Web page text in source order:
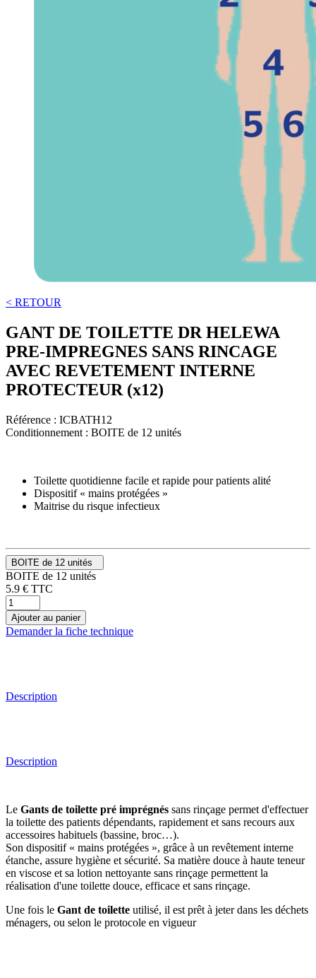
< RETOUR
GANT DE TOILETTE DR HELEWA
PRE-IMPREGNES SANS RINCAGE
AVEC REVETEMENT INTERNE
PROTECTEUR (x12)
Référence : ICBATH12
Conditionnement : BOITE de 12 unités
Toilette quotidienne facile et rapide pour patients alité
Dispositif « mains protégées »
Maitrise du risque infectieux
BOITE de 12 unités
BOITE de 12 unités
5.9 € TTC
Ajouter au panier
Demander la fiche technique
Description
Description
Le Gants de toilette pré imprégnés sans rinçage permet d'effectuer
la toilette des patients dépendants, rapidement et sans recours aux
accessoires habituels (bassine, broc…).
Son dispositif « mains protégées », grâce à un revêtement interne
étanche, assure hygiène et sécurité. Sa matière douce à haute teneur
en viscose et sa lotion nettoyante sans rinçage permettent la
réalisation d'une toilette douce, efficace et sans rinçage.
Une fois le Gant de toilette utilisé, il est prêt à jeter dans les déchets
ménagers, ou selon le protocole en vigueur